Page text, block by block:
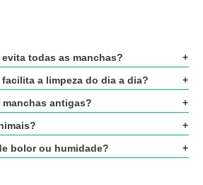
todas as manchas?
a limpeza do dia a dia?
manchas antigas?
bolor ou humidade?